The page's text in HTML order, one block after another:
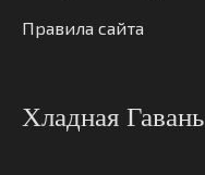
Правила сайта
Хладная Гавань